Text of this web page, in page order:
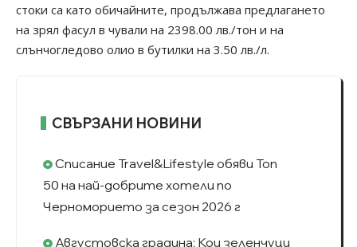
стоки са като обичайните, продължава предлагането
на зрял фасул в чували на 2398.00 лв./тон и на
слънчогледово олио в бутилки на 3.50 лв./л.
СВЪРЗАНИ НОВИНИ
Списание Travel&Lifestyle обяви Топ
50 на най-добрите хотели по
Черноморието за сезон 2026 г
Августовска градина: Кои зеленчуци